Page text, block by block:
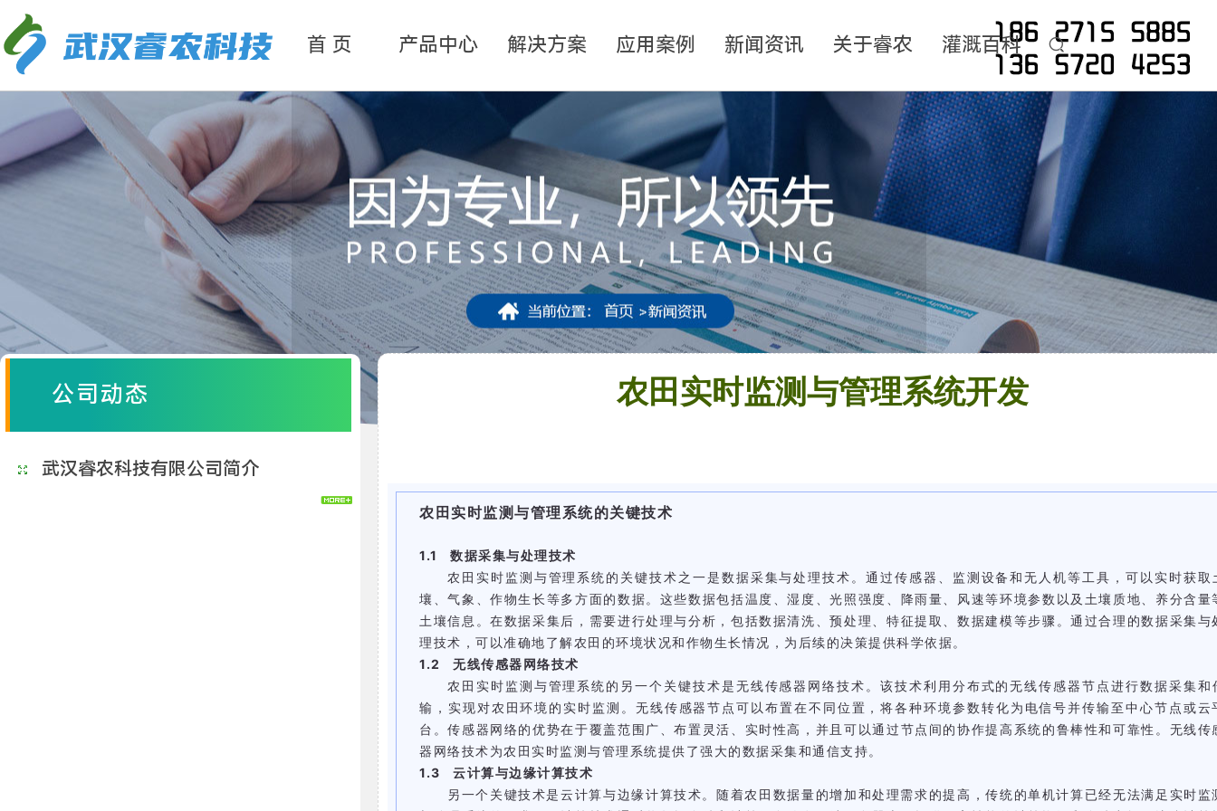
农田实时监测与管理系统开发
农田实时监测与管理系统的关键技术
1.1 数据采集与处理技术
农田实时监测与管理系统的关键技术之一是数据采集与处理技术。通过传感器、监测设备和无人机等工具，可以实时获取
壤、气象、作物生长等多方面的数据。这些数据包括温度、湿度、光照强度、降雨量、风速等环境参数以及土壤质地、养分含量
土壤信息。在数据采集后，需要进行处理与分析，包括数据清洗、预处理、特征提取、数据建模等步骤。通过合理的数据采集与
理技术，可以准确地了解农田的环境状况和作物生长情况，为后续的决策提供科学依据。
1.2 无线传感器网络技术
农田实时监测与管理系统的另一个关键技术是无线传感器网络技术。该技术利用分布式的无线传感器节点进行数据采集和
输，实现对农田环境的实时监测。无线传感器节点可以布置在不同位置，将各种环境参数转化为电信号并传输至中心节点或云
台。传感器网络的优势在于覆盖范围广、布置灵活、实时性高，并且可以通过节点间的协作提高系统的鲁棒性和可靠性。无线传
器网络技术为农田实时监测与管理系统提供了强大的数据采集和通信支持。
1.3 云计算与边缘计算技术
另一个关键技术是云计算与边缘计算技术。随着农田数据量的增加和处理需求的提高，传统的单机计算已经无法满足实时监
武汉睿农科技有限公司简介
公司动态
首 页 产品中心 解决方案 应用案例 新闻资讯 关于睿农 灌溉百科